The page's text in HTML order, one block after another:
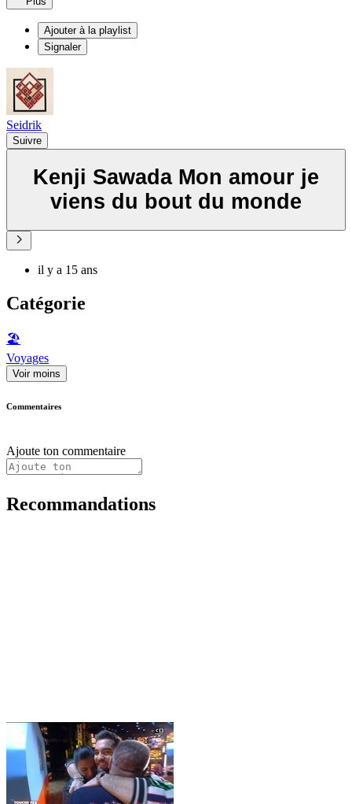
Ajouter à la playlist
Signaler
Seidrik
Suivre
Kenji Sawada Mon amour je
viens du bout du monde
il y a 15 ans
Catégorie
🏖
Voyages
Voir moins
Commentaires
Ajoute ton commentaire
Recommandations